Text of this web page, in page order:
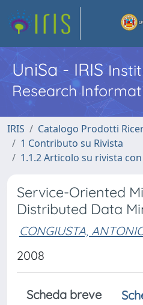
UniSa - IRIS
Research
IRIS
Catalogo Prodotti
1 Contributo su Rivista
1.1.2 Articolo su rivista con
Service-Oriented
Distributed Data
CONGIUSTA,
2008
Scheda breve